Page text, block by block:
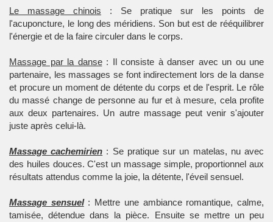
Le massage chinois : Se pratique sur les points de
l'acuponcture, le long des méridiens. Son but est de rééquilibrer
l'énergie et de la faire circuler dans le corps.
Massage par la danse: Il consiste à danser avec un ou une
partenaire, les massages se font indirectement lors de la danse
et procure un moment de détente du corps et de l'esprit. Le rôle
du massé change de personne au fur et à mesure, cela profite
aux deux partenaires. Un autre massage peut venir s'ajouter
juste après celui-là.
Massage cachemirien : Se pratique sur un matelas, nu avec
des huiles douces. C'est un massage simple, proportionnel aux
résultats attendus comme la joie, la détente, l'éveil sensuel.
Massage sensuel: Mettre une ambiance romantique, calme,
tamisée, détendue dans la pièce. Ensuite se mettre un peu